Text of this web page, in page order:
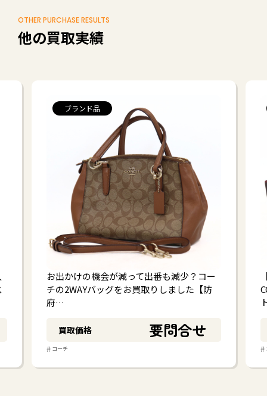
OTHER PURCHASE RESULTS
他の買取実績
ブランド品
お出かけの機会が減って出番も減少？コー
チの2WAYバッグをお買取りしました【防
府…
買取価格 要問合せ
# コーチ #